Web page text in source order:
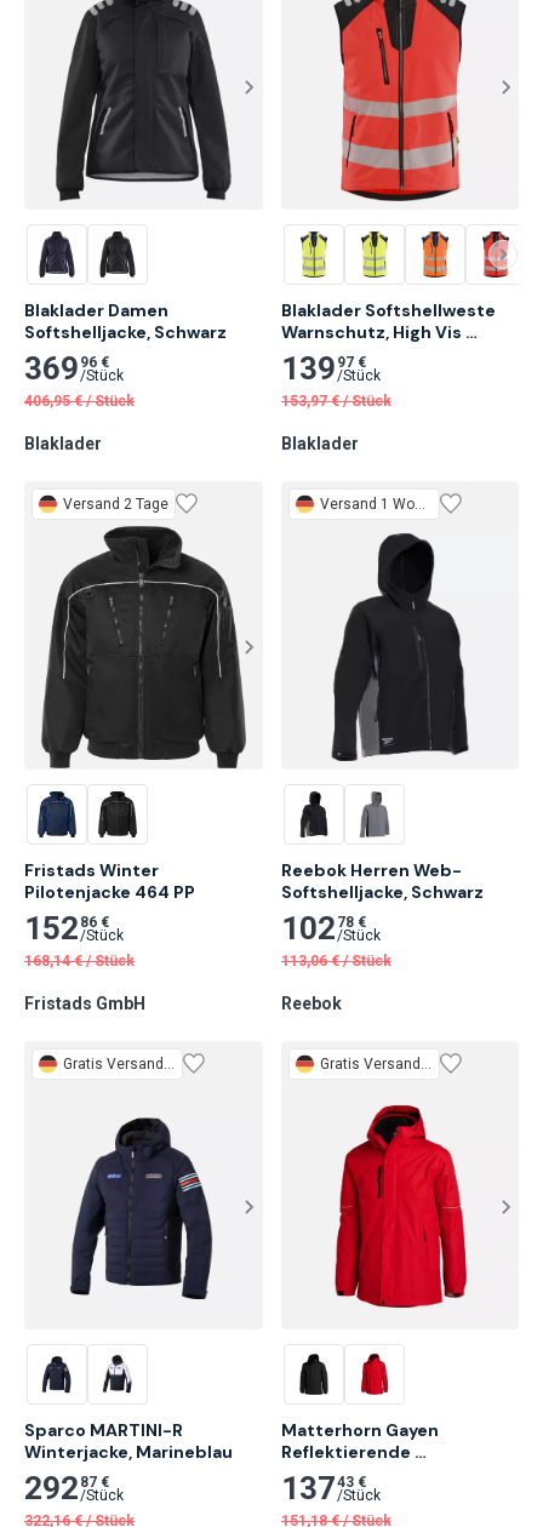
Blaklader Damen
Softshelljacke, Schwarz
369 96 €
/Stück
406,95 € /Stück
Blaklader
Blaklader Softshellweste
Warnschutz, High Vis
Rot/Schwarz
139 97 €
/Stück
153,97 € /Stück
Blaklader
Versand 2 Tage
Fristads Winter
Pilotenjacke 464 PP
152 86 €
/Stück
168,14 € /Stück
Fristads GmbH
Versand 1 Woche
Reebok Herren Web-
Softshelljacke, Schwarz
102 78 €
/Stück
113,06 € /Stück
Reebok
Gratis Versand 3 Tage
Sparco MARTINI-R
Winterjacke, Marineblau
292 87 €
/Stück
322,16 € /Stück
Gratis Versand 3 Tage
Matterhorn Gayen
Reflektierende
Arbeitsjacke, Rot
13743 €
/Stück
151,18 € /Stück